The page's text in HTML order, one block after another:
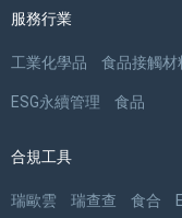
服務行業
工業化學品 食品接觸材
ESG永續管理 食品
合規工具
瑞歐雲 瑞查查 食合